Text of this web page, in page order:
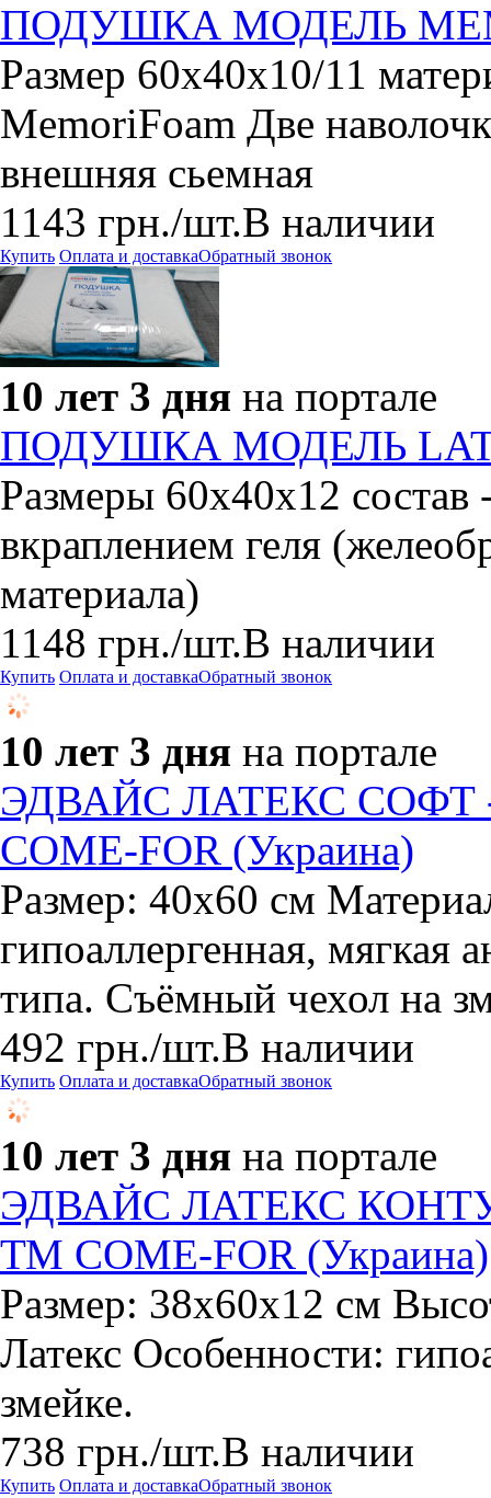
ПОДУШКА МОДЕЛЬ
Размер 60х40х10/11
MemoriFoam Две
внешняя сьемная
1143 грн./шт.В наличии
Купить Оплата и доставкаОбратный звонок
10 лет 3 дня на портале
ПОДУШКА МОДЕЛЬ
Размеры 60х40х12 состав
вкраплением геля
материала)
1148 грн./шт.В наличии
Купить Оплата и доставкаОбратный звонок
10 лет 3 дня на портале
ЭДВАЙС ЛАТЕКС СОФТ -
COME-FOR (Украина)
Размер: 40x60 см
гипоаллергенная, мягкая
типа. Съёмный чехол на
492 грн./шт.В наличии
Купить Оплата и доставкаОбратный звонок
10 лет 3 дня на портале
ЭДВАЙС ЛАТЕКС КОНТУР
ТМ COME-FOR (Украина)
Размер: 38x60х12 см
Латекс Особенности:
змейке.
738 грн./шт.В наличии
Купить Оплата и доставкаОбратный звонок